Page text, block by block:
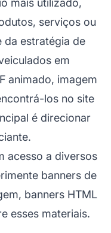
mais utilizado,
serviços ou
da estratégia de
em
animado, imagem
los no site
é direcionar
acesso a diversos
banners de
banners HTML
esses materiais.